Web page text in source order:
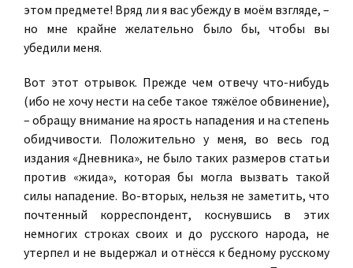
этом предмете! Вряд ли я вас убежду в моём взгляде, –
но мне крайне желательно было бы, чтобы вы
убедили меня.
Вот этот отрывок. Прежде чем отвечу что-нибудь
(ибо не хочу нести на себе такое тяжёлое обвинение),
– обращу внимание на ярость нападения и на степень
обидчивости. Положительно у меня, во весь год
издания «Дневника», не было таких размеров статьи
против «жида», которая бы могла вызвать такой
силы нападение. Во-вторых, нельзя не заметить, что
почтенный корреспондент, коснувшись в этих
немногих строках своих и до русского народа, не
утерпел и не выдержал и отнёсся к бедному русскому